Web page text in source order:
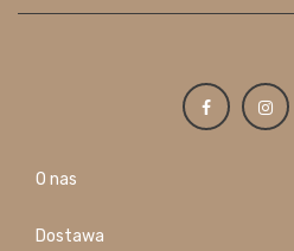
O nas
Dostawa